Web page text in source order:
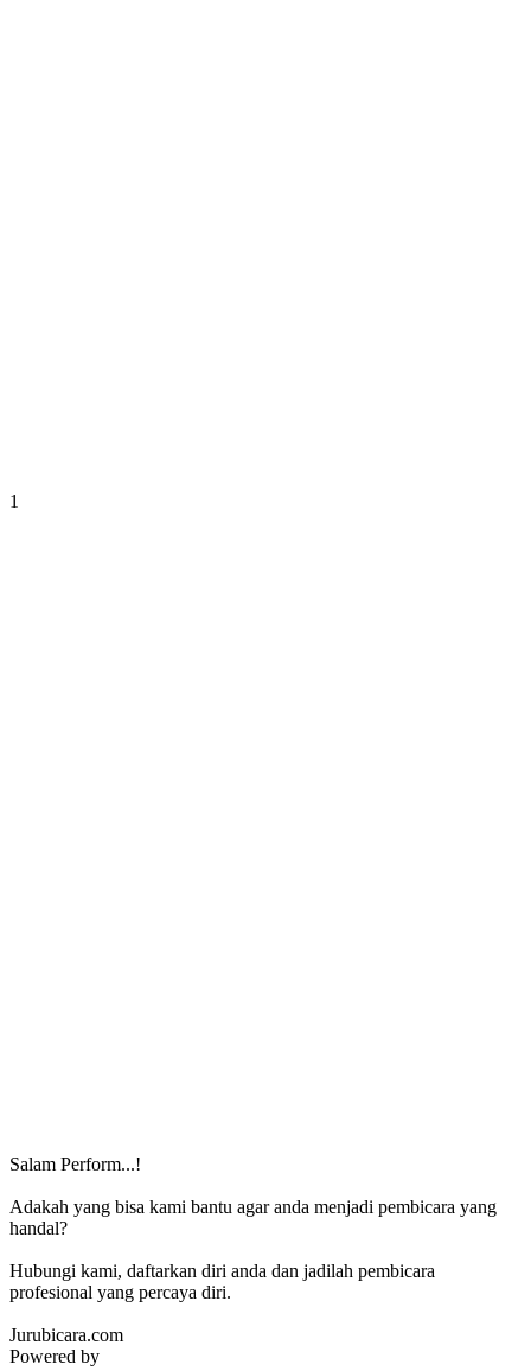
1
Salam Perform...!
Adakah yang bisa kami bantu agar anda menjadi pembicara yang
handal?
Hubungi kami, daftarkan diri anda dan jadilah pembicara
profesional yang percaya diri.
Jurubicara.com
Powered by